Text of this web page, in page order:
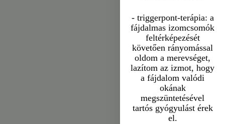
- triggerpont-terápia: a
fájdalmas izomcsomók
feltérképezését
követően rányomással
oldom a merevséget,
lazítom az izmot, hogy
a fájdalom valódi
okának
megszüntetésével
tartós gyógyulást érek
el.